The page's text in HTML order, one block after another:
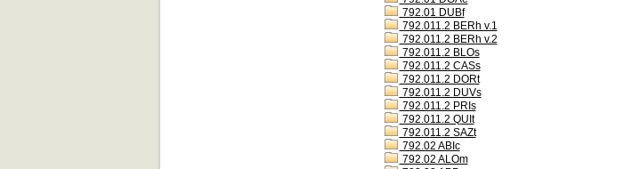
792.01 DUBf
792.011.2 BERh v.1
792.011.2 BERh v.2
792.011.2 BLOs
792.011.2 CASs
792.011.2 DORt
792.011.2 DUVs
792.011.2 PRIs
792.011.2 QUIt
792.011.2 SAZt
792.02 ABIc
792.02 ALOm